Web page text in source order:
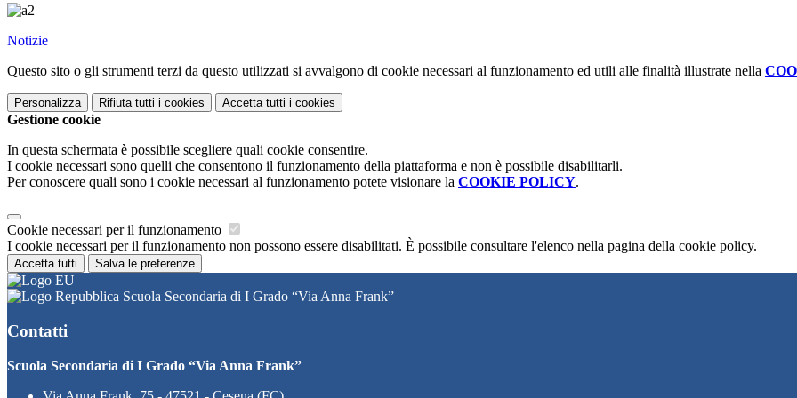
Notizie
Questo sito o gli strumenti terzi da questo utilizzati si avvalgono di cookie necessari al funzionamento ed utili alle finalità illustrate nella
Personalizza Rifiuta tutti i cookies Accetta tutti i cookies
Gestione cookie
In questa schermata è possibile scegliere quali cookie consentire.
I cookie necessari sono quelli che consentono il funzionamento della piattaforma e non è possibile disabilitarli.
Per conoscere quali sono i cookie necessari al funzionamento potete visionare la COOKIE POLICY.
Cookie necessari per il funzionamento
I cookie necessari per il funzionamento non possono essere disabilitati. È possibile consultare l'elenco nella pagina della cookie policy.
Accetta tutti Salva le preferenze
Scuola Secondaria di I Grado “Via Anna Frank”
Contatti
Scuola Secondaria di I Grado “Via Anna Frank”